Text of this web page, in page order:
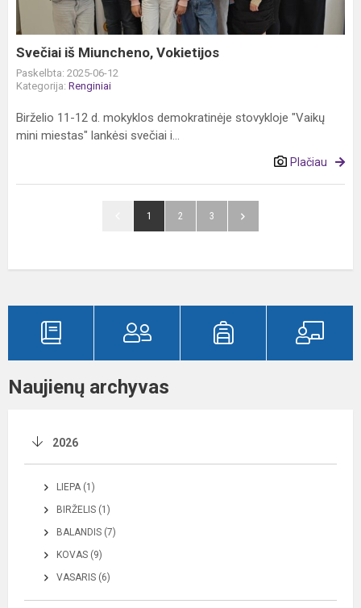
Svečiai iš Miuncheno, Vokietijos
Paskelbta: 2025-06-12
Kategorija: Renginiai
Birželio 11-12 d. mokyklos demokratinėje stovykloje "Vaikų
mini miestas" lankėsi svečiai i...
Plačiau
1 2 3
Naujienų archyvas
2026
LIEPA (1)
BIRŽELIS (1)
BALANDIS (7)
KOVAS (9)
VASARIS (6)